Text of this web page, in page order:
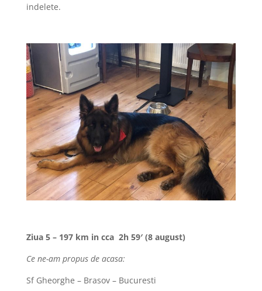
indelete.
Ziua 5 – 197 km in cca 2h 59′ (8 august)
Ce ne-am propus de acasa:
Sf Gheorghe – Brasov – Bucuresti